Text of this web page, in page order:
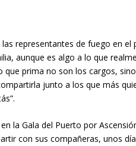
representantes de fuego en
aunque es algo a lo que
prima no son los cargos,
junto a los que más
la Gala del Puerto por
con sus compañeras, unos